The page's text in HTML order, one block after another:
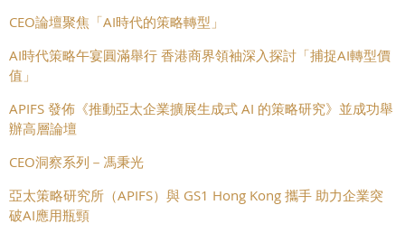
CEO論壇聚焦「AI時代的策略轉型」
AI時代策略午宴圓滿舉行 香港商界領袖深入探討「捕捉AI轉型價
值」
APIFS 發佈《推動亞太企業擴展生成式 AI 的策略研究》並成功舉
辦高層論壇
CEO洞察系列－馮秉光
亞太策略研究所（APIFS）與 GS1 Hong Kong 攜手 助力企業突
破AI應用瓶頸